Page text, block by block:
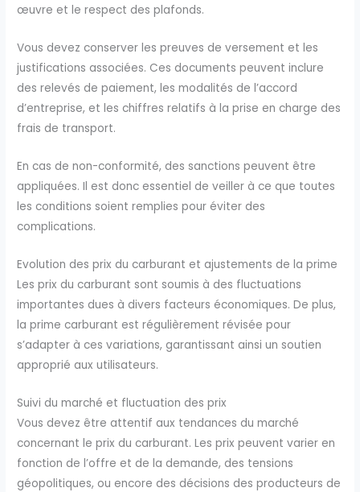
œuvre et le respect des plafonds.
Vous devez conserver les preuves de versement et les
justifications associées. Ces documents peuvent inclure
des relevés de paiement, les modalités de l’accord
d’entreprise, et les chiffres relatifs à la prise en charge des
frais de transport.
En cas de non-conformité, des sanctions peuvent être
appliquées. Il est donc essentiel de veiller à ce que toutes
les conditions soient remplies pour éviter des
complications.
Evolution des prix du carburant et ajustements de la prime
Les prix du carburant sont soumis à des fluctuations
importantes dues à divers facteurs économiques. De plus,
la prime carburant est régulièrement révisée pour
s’adapter à ces variations, garantissant ainsi un soutien
approprié aux utilisateurs.
Suivi du marché et fluctuation des prix
Vous devez être attentif aux tendances du marché
concernant le prix du carburant. Les prix peuvent varier en
fonction de l’offre et de la demande, des tensions
géopolitiques, ou encore des décisions des producteurs de